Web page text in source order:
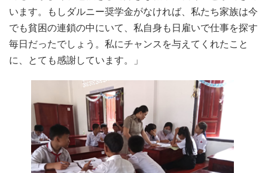
います。もしダルニー奨学金がなければ、私たち家族は今
でも貧困の連鎖の中にいて、私自身も日雇いで仕事を探す
毎日だったでしょう。私にチャンスを与えてくれたこと
に、とても感謝しています。」